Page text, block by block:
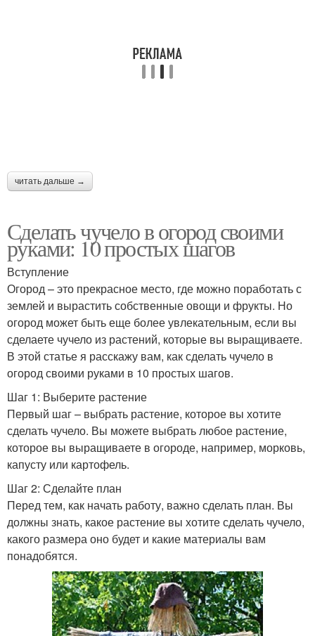
читать дальше →
Сделать чучело в огород своими
руками: 10 простых шагов
Вступление
Огород – это прекрасное место, где можно поработать с
землей и вырастить собственные овощи и фрукты. Но
огород может быть еще более увлекательным, если вы
сделаете чучело из растений, которые вы выращиваете.
В этой статье я расскажу вам, как сделать чучело в
огород своими руками в 10 простых шагов.
Шаг 1: Выберите растение
Первый шаг – выбрать растение, которое вы хотите
сделать чучело. Вы можете выбрать любое растение,
которое вы выращиваете в огороде, например, морковь,
капусту или картофель.
Шаг 2: Сделайте план
Перед тем, как начать работу, важно сделать план. Вы
должны знать, какое растение вы хотите сделать чучело,
какого размера оно будет и какие материалы вам
понадобятся.